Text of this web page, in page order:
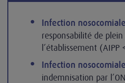
Infection
responsabilité de
l’établissement (AIPP
Infection
indemnisation par